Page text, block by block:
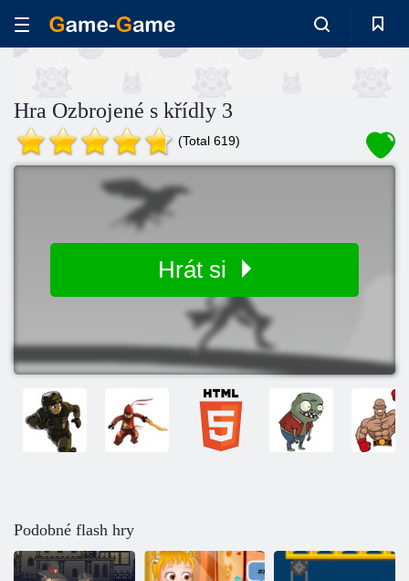
Hra Ozbrojené s křídly 3
(Total 619)
Hrát si
Podobné flash hry